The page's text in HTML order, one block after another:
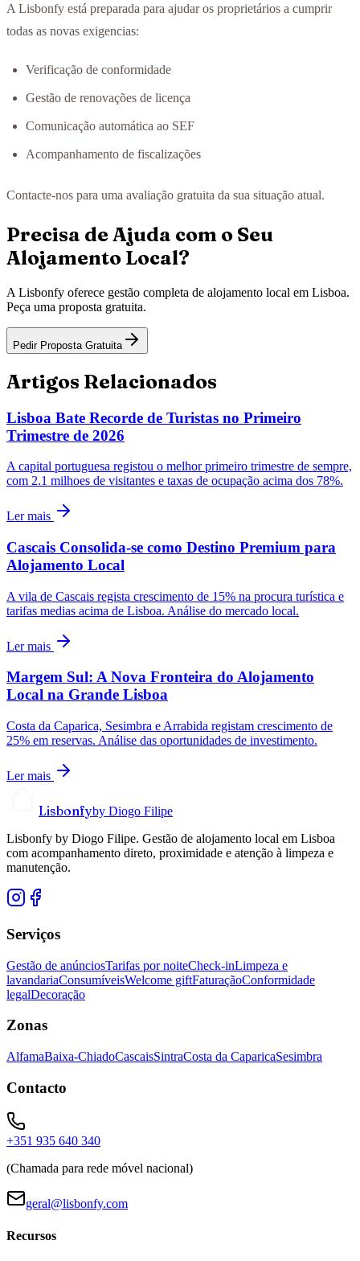
A Lisbonfy está preparada para ajudar os proprietários a cumprir
todas as novas exigencias:
Verificação de conformidade
Gestão de renovações de licença
Comunicação automática ao SEF
Acompanhamento de fiscalizações
Contacte-nos para uma avaliação gratuita da sua situação atual.
Precisa de Ajuda com o Seu
Alojamento Local?
A Lisbonfy oferece gestão completa de alojamento local em Lisboa.
Peça uma proposta gratuita.
Pedir Proposta Gratuita
Artigos Relacionados
Lisboa Bate Recorde de Turistas no Primeiro
Trimestre de 2026
A capital portuguesa registou o melhor primeiro trimestre de sempre,
com 2.1 milhoes de visitantes e taxas de ocupação acima dos 78%.
Ler mais
Cascais Consolida-se como Destino Premium para
Alojamento Local
A vila de Cascais regista crescimento de 15% na procura turística e
tarifas medias acima de Lisboa. Análise do mercado local.
Ler mais
Margem Sul: A Nova Fronteira do Alojamento
Local na Grande Lisboa
Costa da Caparica, Sesimbra e Arrabida registam crescimento de
25% em reservas. Análise das oportunidades de investimento.
Ler mais
Lisbonfyby Diogo Filipe
Lisbonfy by Diogo Filipe. Gestão de alojamento local em Lisboa
com acompanhamento direto, proximidade e atenção à limpeza e
manutenção.
Serviços
Gestão de anúnciosTarifas por noiteCheck-inLimpeza e
lavandariaConsumíveisWelcome giftFaturaçãoConformidade
legalDecoração
Zonas
AlfamaBaixa-ChiadoCascaisSintraCosta da CaparicaSesimbra
Contacto
+351 935 640 340
(Chamada para rede móvel nacional)
geral@lisbonfy.com
Recursos